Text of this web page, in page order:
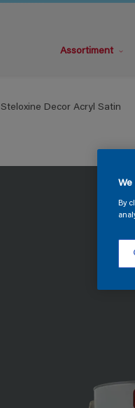
Assortiment
Steloxine Decor Acryl Satin
We
By